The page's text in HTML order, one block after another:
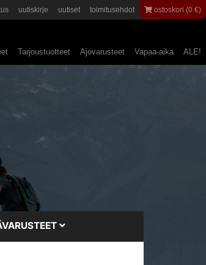
uutiskirje uutiset toimitusehdot ostoskori (0 €)
Tarjoustuotteet Ajovarusteet Vapaa-aika ALE!